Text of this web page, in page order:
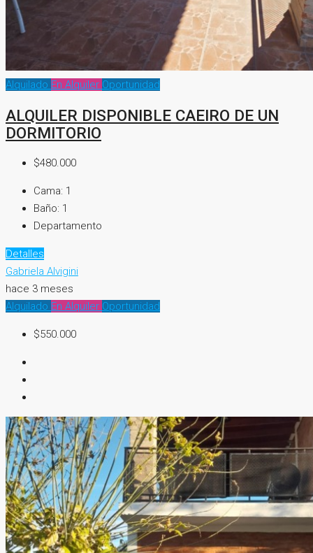
Alquilado En Alquiler Oportunidad
ALQUILER DISPONIBLE CAEIRO DE UN
DORMITORIO
$480.000
Cama: 1
Baño: 1
Departamento
Detalles
Gabriela Alvigini
hace 3 meses
Alquilado En Alquiler Oportunidad
$550.000